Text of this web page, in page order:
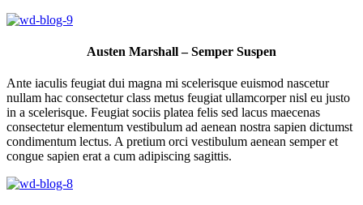
Austen Marshall – Semper Suspen
Ante iaculis feugiat dui magna mi scelerisque euismod nascetur
nullam hac consectetur class metus feugiat ullamcorper nisl eu justo
in a scelerisque. Feugiat sociis platea felis sed lacus maecenas
consectetur elementum vestibulum ad aenean nostra sapien dictumst
condimentum lectus. A pretium orci vestibulum aenean semper et
congue sapien erat a cum adipiscing sagittis.